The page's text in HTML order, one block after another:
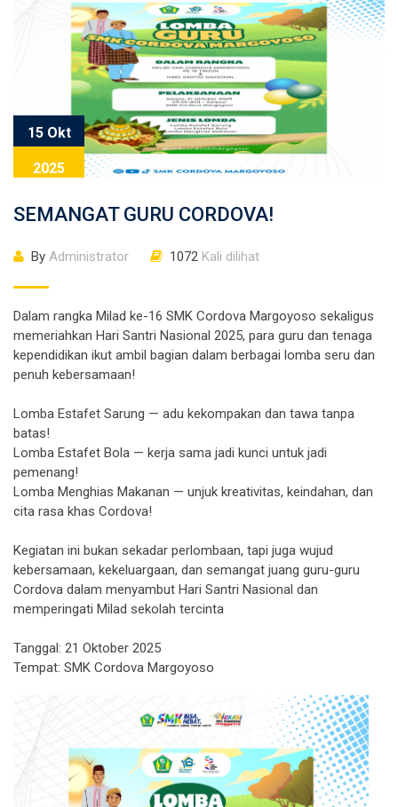
15 Okt
2025
SEMANGAT GURU CORDOVA!
By Administrator 1072 Kali dilihat
Dalam rangka Milad ke-16 SMK Cordova Margoyoso sekaligus
memeriahkan Hari Santri Nasional 2025, para guru dan tenaga
kependidikan ikut ambil bagian dalam berbagai lomba seru dan
penuh kebersamaan!
Lomba Estafet Sarung — adu kekompakan dan tawa tanpa
batas!
Lomba Estafet Bola — kerja sama jadi kunci untuk jadi
pemenang!
Lomba Menghias Makanan — unjuk kreativitas, keindahan, dan
cita rasa khas Cordova!
Kegiatan ini bukan sekadar perlombaan, tapi juga wujud
kebersamaan, kekeluargaan, dan semangat juang guru-guru
Cordova dalam menyambut Hari Santri Nasional dan
memperingati Milad sekolah tercinta
Tanggal: 21 Oktober 2025
Tempat: SMK Cordova Margoyoso